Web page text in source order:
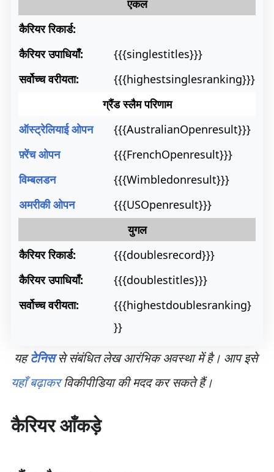
एकल
कैरियर रिकार्ड:
कैरियर उपाधियाँ:
{{{singlestitles}}}
सर्वोच्च वरीयता:
{{{highestsinglesranking}}}
ग्रैंड स्लैम परिणाम
ऑस्ट्रेलियाई ओपन
{{{AustralianOpenresult}}}
फ़्रेंच ओपन
{{{FrenchOpenresult}}}
विम्बलडन
{{{Wimbledonresult}}}
अमरीकी ओपन
{{{USOpenresult}}}
युगल
कैरियर रिकार्ड:
{{{doublesrecord}}}
कैरियर उपाधियाँ:
{{{doublestitles}}}
सर्वोच्च वरीयता:
{{{highestdoublesranking}
}}
यहटेनिससे संबंधित लेख आरंभिक अवस्था में है। आप इसे
यहाँ बढ़ाकरविकीपीडिया की मदद कर सकते हैं।
कैरियर आँकड़े